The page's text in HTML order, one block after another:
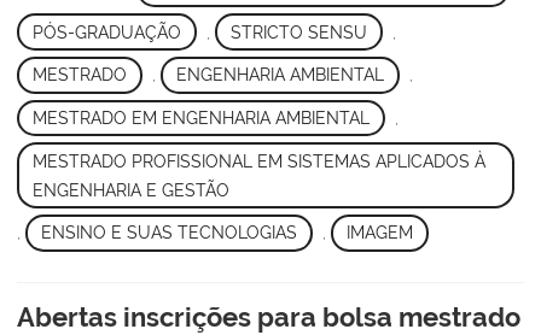
PÓS-GRADUAÇÃO STRICTO SENSU
MESTRADO , ENGENHARIA AMBIENTAL ,
MESTRADO EM ENGENHARIA AMBIENTAL
MESTRADO PROFISSIONAL EM SISTEMAS APLICADOS À
ENGENHARIA E GESTÃO
, ENSINO E SUAS TECNOLOGIAS , IMAGEM
Abertas inscrições para bolsa mestrado